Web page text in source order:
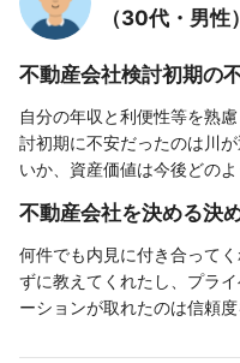
（30代・男性）
不動産会社検討初期の
自分の年収と利便性等を熟
討初期に不安だったのは川
いか、資産価値は今後どのよ
不動産会社を決める決
何件でも内見に付き合って
ずに教えてくれたし、プラ
ーションが取れたのは信頼度